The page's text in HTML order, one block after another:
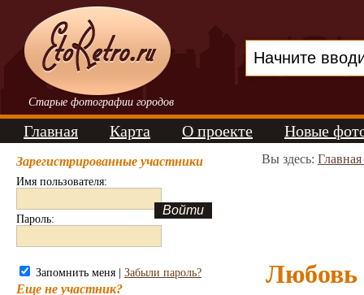
Старые фотографии городов
Главная Карта О проекте Новые
Зарегистрированные участники
Имя пользователя:
Пароль:
Запомнить меня | Забыли пароль?
Еще не участник?
Вы здесь: